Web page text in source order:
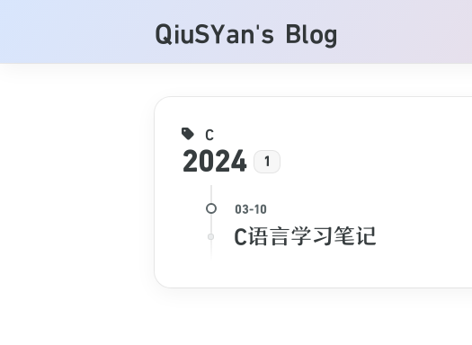
QiuSYan's Blog
C
2024 1
C语言学习笔记